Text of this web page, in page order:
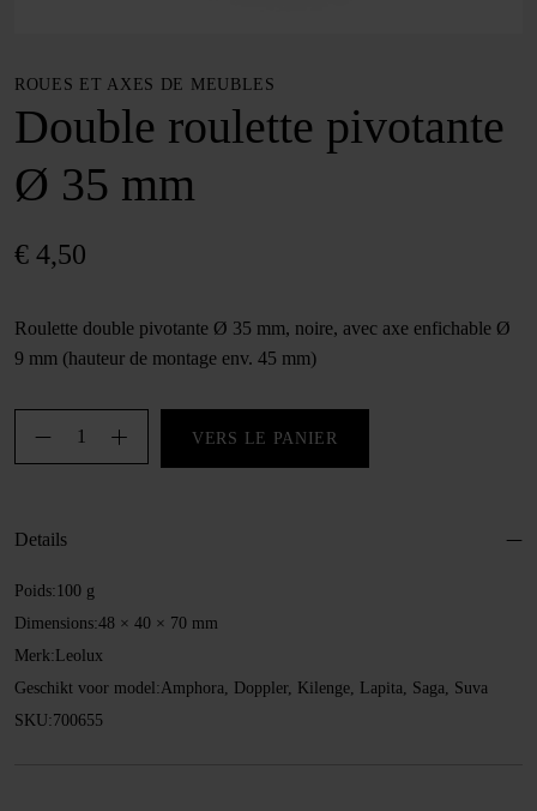
ROUES ET AXES DE MEUBLES
Double roulette pivotante
Ø 35 mm
€ 4,50
Roulette double pivotante Ø 35 mm, noire, avec axe enfichable Ø
9 mm (hauteur de montage env. 45 mm)
quantité
de
pivotante
mm
VERS LE PANIER
Details
Poids: 100 g
Dimensions:48 × 40 × 70 mm
Merk: Leolux
Geschikt voor model:Amphora, Doppler, Kilenge, Lapita, Saga, Suva
SKU:700655